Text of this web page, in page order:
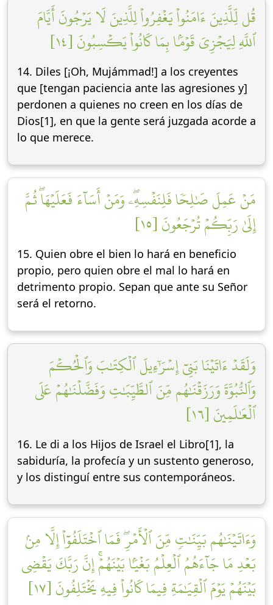
قُل لِّلَّذِينَ ءَامَنُواْ يَغۡفِرُواْ لِلَّذِينَ لَا يَرۡجُونَ أَيَّامَ
ٱللَّهِ لِيَجۡزِيَ قَوۡمَۢا بِمَا كَانُواْ يَكۡسِبُونَ [١٤]
14. Diles [¡Oh, Mujámmad!] a los creyentes
que [tengan paciencia ante las agresiones y]
perdonen a quienes no creen en los días de
Dios[1], en que la gente será juzgada acorde a
lo que merece.
مَنۡ عَمِلَ صَٰلِحٗا فَلِنَفۡسِهِۦۖ وَمَنۡ أَسَآءَ فَعَلَيۡهَاۖ ثُمَّ
إِلَىٰ رَبِّكُمۡ تُرۡجَعُونَ [١٥]
15. Quien obre el bien lo hará en beneficio
propio, pero quien obre el mal lo hará en
detrimento propio. Sepan que ante su Señor
será el retorno.
وَلَقَدۡ ءَاتَيۡنَا بَنِيٓ إِسۡرَٰٓءِيلَ ٱلۡكِتَٰبَ وَٱلۡحُكۡمَ
وَٱلنُّبُوَّةَ وَرَزَقۡنَٰهُم مِّنَ ٱلطَّيِّبَٰتِ وَفَضَّلۡنَٰهُمۡ عَلَى
ٱلۡعَٰلَمِينَ [١٦]
16. Le di a los Hijos de Israel el Libro[1], la
sabiduría, la profecía y un sustento generoso,
y los distinguí entre sus contemporáneos.
وَءَاتَيۡنَٰهُم بَيِّنَٰتٖ مِّنَ ٱلۡأَمۡرِۖ فَمَا ٱخۡتَلَفُوٓاْ إِلَّا مِنۢ
بَعۡدِ مَا جَآءَهُمُ ٱلۡعِلۡمُ بَغۡيَۢا بَيۡنَهُمۡۚ إِنَّ رَبَّكَ يَقۡضِي
بَيۡنَهُمۡ يَوۡمَ ٱلۡقِيَٰمَةِ فِيمَا كَانُواْ فِيهِ يَخۡتَلِفُونَ [١٧]